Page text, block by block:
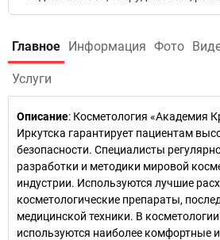
Главное Информация Фото
Услуги
Описание: Косметология «Академия
Иркутска гарантирует пациентам
безопасности. Специалисты
разработки и методики мировой
индустрии. Используются лучшие
косметологические препараты,
медицинской техники. В
используются наиболее комфортные